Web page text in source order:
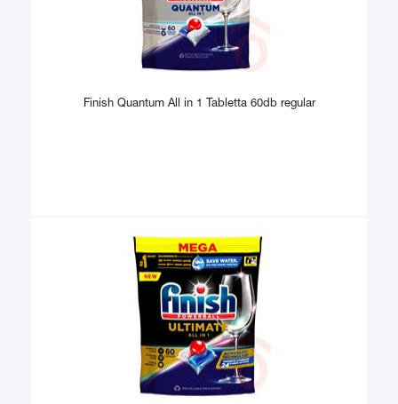
Finish Quantum All in 1 Tabletta 60db regular